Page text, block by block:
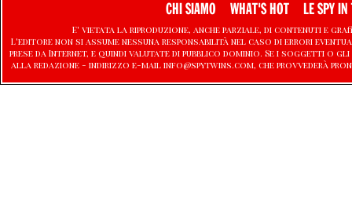
CHI SIAMO WHAT'S HOT LE SPY IN
E' vietata la riproduzione, anche parziale, di contenuti e
L'editore non si assume nessuna responsabilità nel caso di errori
prese da Internet, e quindi valutate di pubblico dominio. Se i soggetti
alla redazione - indirizzo e-mail info@spytwins.com, che provvederà